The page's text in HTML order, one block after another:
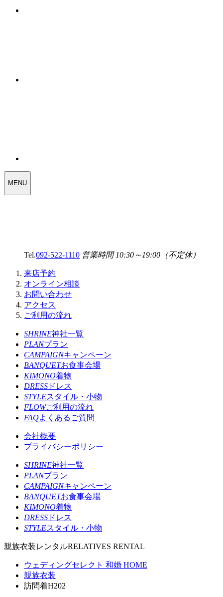
SELECT
MENU
Tel.092-522-1110 営業時間 10:30～19:00（不定休）
来店予約
オンライン相談
お問い合わせ
アクセス
ご利用の流れ
SHRINE神社一覧
PLANプラン
CAMPAIGNキャンペーン
BANQUETお食事会場
KIMONO着物
DRESS ドレス
STYLEスタイル・小物
FLOWご利用の流れ
FAQよくあるご質問
会社概要
プライバシーポリシー
SHRINE神社一覧
PLANプラン
CAMPAIGNキャンペーン
BANQUETお食事会場
KIMONO着物
DRESS ドレス
STYLEスタイル・小物
親族衣装レンタルRELATIVES RENTAL
ウェディングセレクト 和婚 HOME
親族衣装
訪問着H202